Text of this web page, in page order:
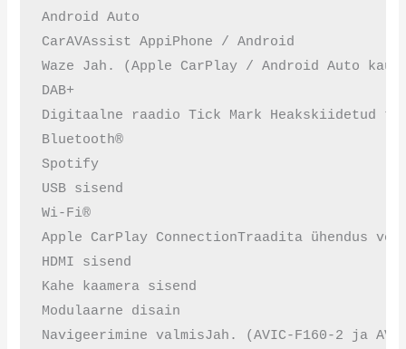
Android Auto
CarAVAssist AppiPhone / Android
Waze Jah. (Apple CarPlay / Android Auto
DAB+
Digitaalne raadio Tick Mark Heakskiidetud
Bluetooth®
Spotify
USB sisend
Wi-Fi®
Apple CarPlay ConnectionTraadita ühendus või
HDMI sisend
Kahe kaamera sisend
Modulaarne disain
Navigeerimine valmisJah. (AVIC-F160-2 ja